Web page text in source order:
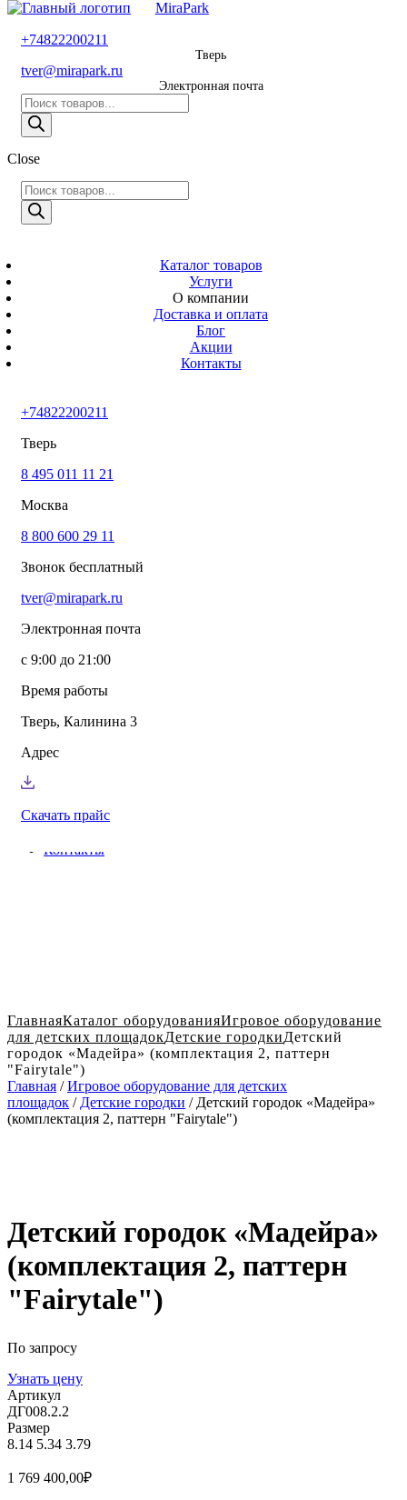
MiraPark
бесплатный
+74822200211
Электронная
Время работы
Тверь,
Калинина 3
+74822200211 info@mirapark.ru
Каталог товаров
Игровое оборудование для детских площадок
Оборудование для площадок для выгула собак
Спортивное оборудование для улицы
Малые архитектурные формы под заказ
Услуги
Озеленение благоустройство
Монтаж детских площадок
Резиновые покрытия для площадок
Установка МАФ
Доставка и оплата в Твери
Контакты
MiraPark
+74822200211
Тверь
tver@mirapark.ru
Электронная почта
Поиск
товаров
Close
Поиск
товаров
Каталог товаров
Услуги
О компании
Доставка и оплата
Блог
Акции
Контакты
+74822200211
Тверь
8 495 011 11 21
Москва
8 800 600 29 11
Звонок бесплатный
tver@mirapark.ru
Электронная почта
с 9:00 до 21:00
Время работы
Тверь, Калинина 3
Адрес
Скачать прайс
ГлавнаяКаталог оборудованияИгровое оборудование
для детских площадокДетские городкиДетский
городок «Мадейра» (комплектация 2, паттерн
"Fairytale")
Главная /Игровое оборудование для детских
площадок / Детские городки / Детский городок «Мадейра»
(комплектация 2, паттерн "Fairytale")
Детский городок «Мадейра»
(комплектация 2, паттерн
"Fairytale")
По запросу
Узнать цену
Артикул
ДГ008.2.2
Размер
8.14 5.34 3.79
1 769 400,00₽